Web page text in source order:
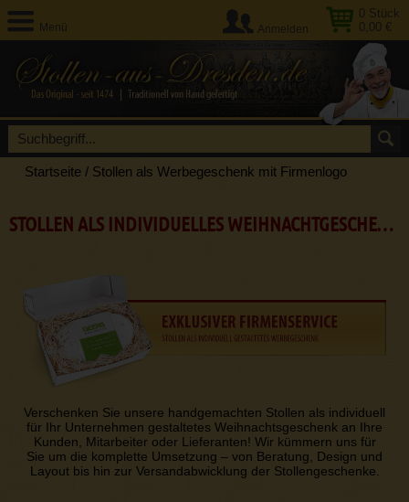
Menü
0 Stück
0,00 €
Anmelden
Startseite / Stollen als Werbegeschenk mit Firmenlogo
STOLLEN ALS INDIVIDUELLES WEIHNACHTGESCHENK FÜR FIRMEN
Verschenken Sie unsere handgemachten Stollen als individuell
für Ihr Unternehmen gestaltetes Weihnachtsgeschenk an Ihre
Kunden, Mitarbeiter oder Lieferanten! Wir kümmern uns für
Sie um die komplette Umsetzung – von Beratung, Design und
Layout bis hin zur Versandabwicklung der Stollengeschenke.